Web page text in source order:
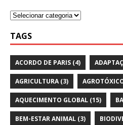
TAGS
ACORDO DE PARIS (4)
AGRICULTURA(3)
AQUECIMENTO GLOBAL (15)
BEM-ESTAR ANIMAL (3)